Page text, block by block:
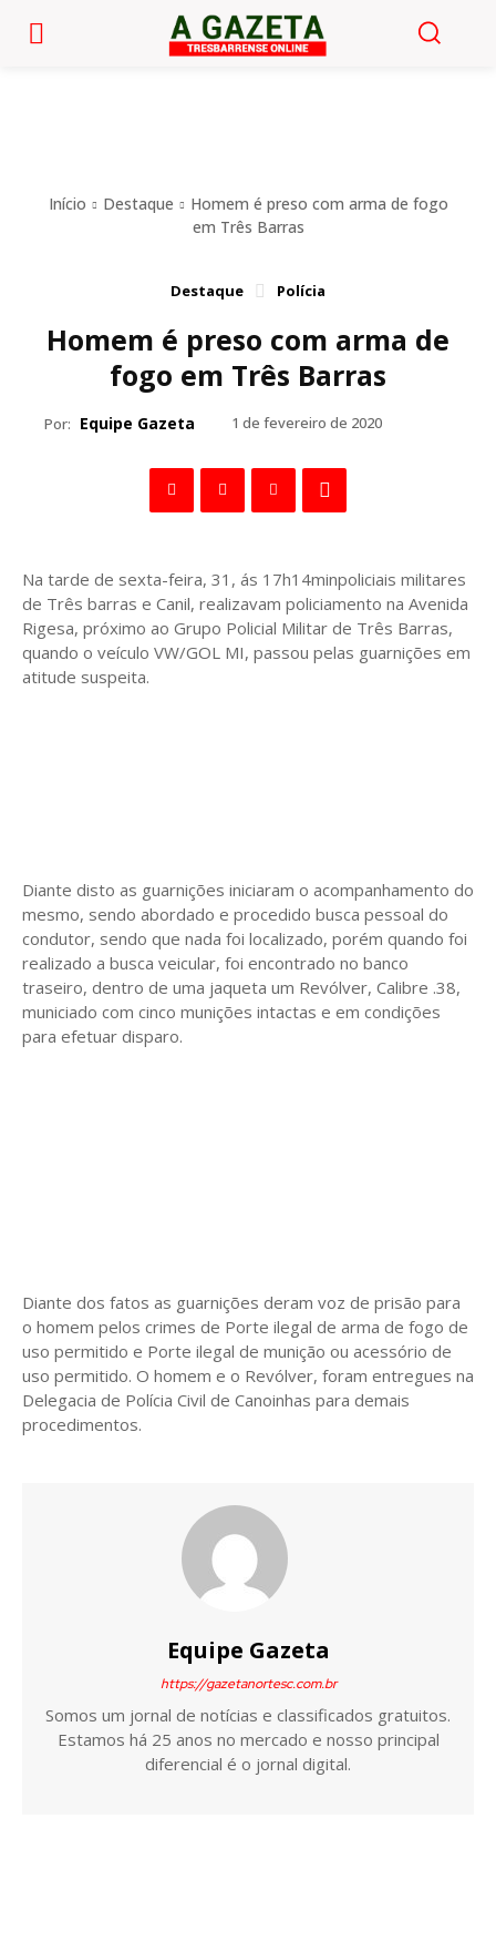
Início Destaque
Homem é preso com arma de fogo
em Três Barras
Destaque Polícia
Homem é preso com arma de
fogo em Três Barras
Por: Equipe Gazeta 1 de fevereiro de 2020
Na tarde de sexta-feira, 31, ás 17h14minpoliciais militares
de Três barras e Canil, realizavam policiamento na Avenida
Rigesa, próximo ao Grupo Policial Militar de Três Barras,
quando o veículo VW/GOL MI, passou pelas guarnições em
atitude suspeita.
Diante disto as guarnições iniciaram o acompanhamento do
mesmo, sendo abordado e procedido busca pessoal do
condutor, sendo que nada foi localizado, porém quando foi
realizado a busca veicular, foi encontrado no banco
traseiro, dentro de uma jaqueta um Revólver, Calibre .38,
municiado com cinco munições intactas e em condições
para efetuar disparo.
Diante dos fatos as guarnições deram voz de prisão para
o homem pelos crimes de Porte ilegal de arma de fogo de
uso permitido e Porte ilegal de munição ou acessório de
uso permitido. O homem e o Revólver, foram entregues na
Delegacia de Polícia Civil de Canoinhas para demais
procedimentos.
Equipe Gazeta
https://gazetanortesc.com.br
Somos um jornal de notícias e classificados gratuitos.
Estamos há 25 anos no mercado e nosso principal
diferencial é o jornal digital.